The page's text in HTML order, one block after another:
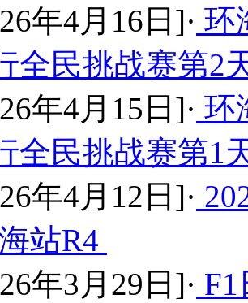
年4月16日]· 环
全民挑战赛第2
年4月15日]· 环
全民挑战赛第1
年4月12日]·
站R4
年3月29日]·